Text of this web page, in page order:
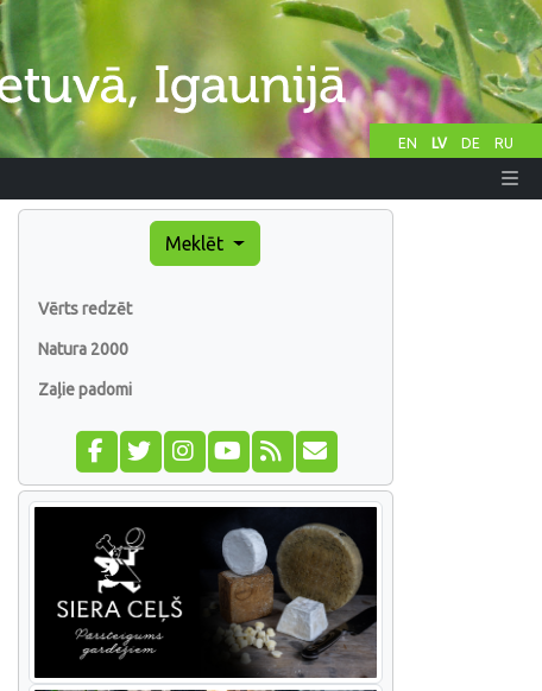
EN LV DE RU
Meklēt
Vērts redzēt
Natura 2000
Zaļie padomi